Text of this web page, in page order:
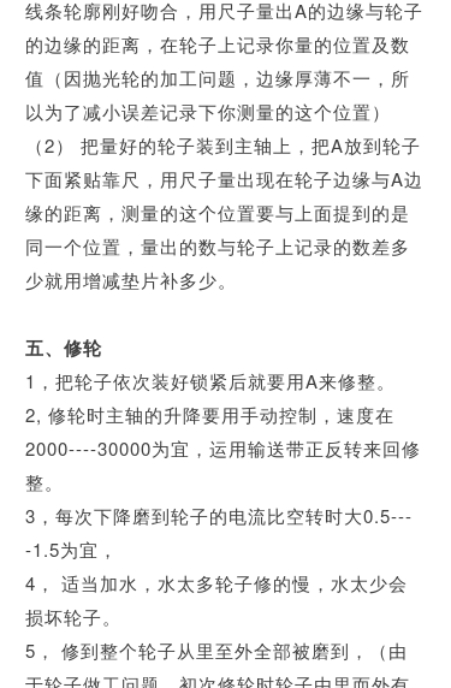
线条轮廓刚好吻合，用尺子量出A的边缘与轮子
的边缘的距离，在轮子上记录你量的位置及数
值（因抛光轮的加工问题，边缘厚薄不一，所
以为了减小误差记录下你测量的这个位置）
（2） 把量好的轮子装到主轴上，把A放到轮子
下面紧贴靠尺，用尺子量出现在轮子边缘与A边
缘的距离，测量的这个位置要与上面提到的是
同一个位置，量出的数与轮子上记录的数差多
少就用增减垫片补多少。
五、修轮
1，把轮子依次装好锁紧后就要用A来修整。
2, 修轮时主轴的升降要用手动控制，速度在
2000----30000为宜，运用输送带正反转来回修
整。
3，每次下降磨到轮子的电流比空转时大0.5---
-1.5为宜，
4， 适当加水，水太多轮子修的慢，水太少会
损坏轮子。
5， 修到整个轮子从里至外全部被磨到，（由